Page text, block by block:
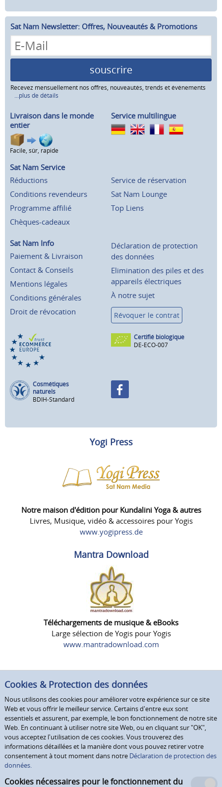
Sat Nam Newsletter: Offres, Nouveautés & Promotions
souscrire
Recevez mensuellement nos offres, nouveautés, trends et événements
...plus de détails
Livraison dans le monde
entier
Facile, sûr, rapide
Service multilingue
Sat Nam Service
Réductions
Conditions revendeurs
Programme affilié
Chèques-cadeaux
Service de réservation
Sat Nam Lounge
Top Liens
Sat Nam Info
Paiement & Livraison
Contact & Conseils
Mentions légales
Conditions générales
Droit de révocation
Déclaration de protection
des données
Elimination des piles et des
appareils électriques
À notre sujet
Révoquer le contrat
Certifié biologique
DE-ECO-007
Cosmétiques
naturels
BDIH-Standard
Yogi Press
Notre maison d'édition pour Kundalini Yoga & autres
Livres, Musique, vidéo & accessoires pour Yogis
www.yogipress.de
Mantra Download
Téléchargements de musique & eBooks
Large sélection de Yogis pour Yogis
www.mantradownload.com
Cookies & Protection des données
Nous utilisons des cookies pour améliorer votre expérience sur ce site
Web et vous offrir le meilleur service. Certains d'entre eux sont
essentiels et assurent, par exemple, le bon fonctionnement de notre site
Web. En continuant à utiliser notre site Web, ou en cliquant sur "OK",
vous acceptez l'utilisation de ces cookies. Vous trouverez des
informations détaillées et la manière dont vous pouvez retirer votre
consentement à tout moment dans notre Déclaration de protection des
données.
Cookies nécessaires pour le fonctionnement du